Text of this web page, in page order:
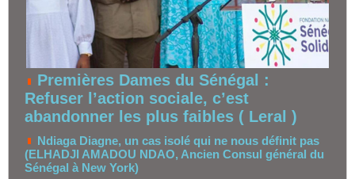
Premières Dames du Sénégal :
Refuser l’action sociale, c’est
abandonner les plus faibles ( Leral )
Ndiaga Diagne, un cas isolé qui ne nous définit pas
(ELHADJI AMADOU NDAO, Ancien Consul général du
Sénégal à New York)